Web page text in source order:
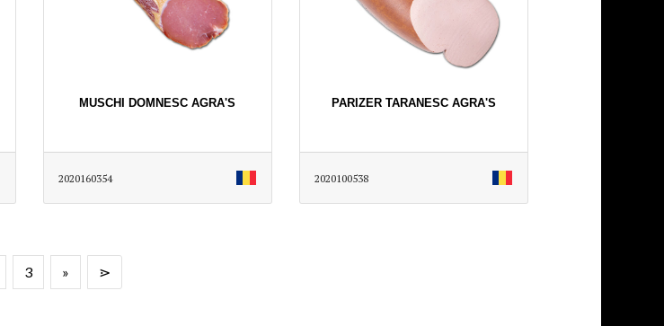
MUSCHI DOMNESC AGRA'S
2020160354
PARIZER TARANESC AGRA'S
2020100538
3 » ⋗